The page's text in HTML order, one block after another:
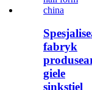
fabryk
giele
sinkstiel